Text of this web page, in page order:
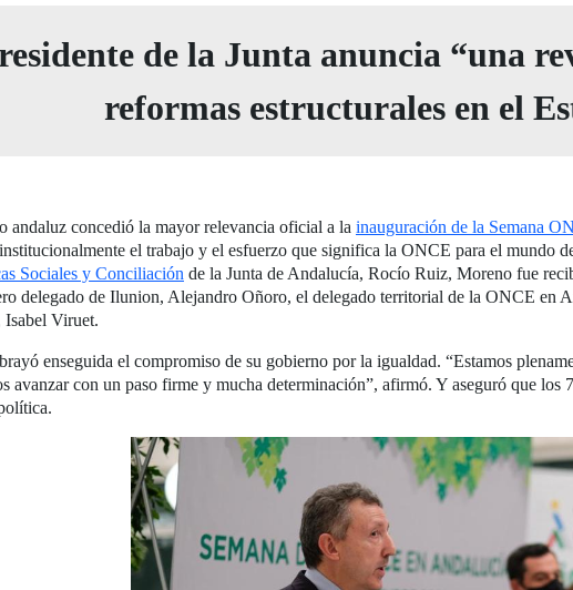
de la Junta anuncia “una
reformas estructurales en el
andaluz concedió la mayor relevancia oficial a la inauguración de la Semana
el trabajo y el esfuerzo que significa la ONCE para el mundo
Sociales y Conciliación de la Junta de Andalucía, Rocío Ruiz, Moreno fue
delegado de Ilunion, Alejandro Oñoro, el delegado territorial de la ONCE en
Viruet.
enseguida el compromiso de su gobierno por la igualdad. “Estamos
avanzar con un paso firme y mucha determinación”, afirmó. Y aseguró que